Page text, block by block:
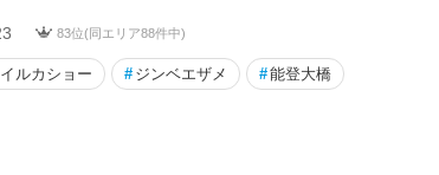
83位(同エリア88件中)
イルカショー # ジンベエザメ #能登大橋